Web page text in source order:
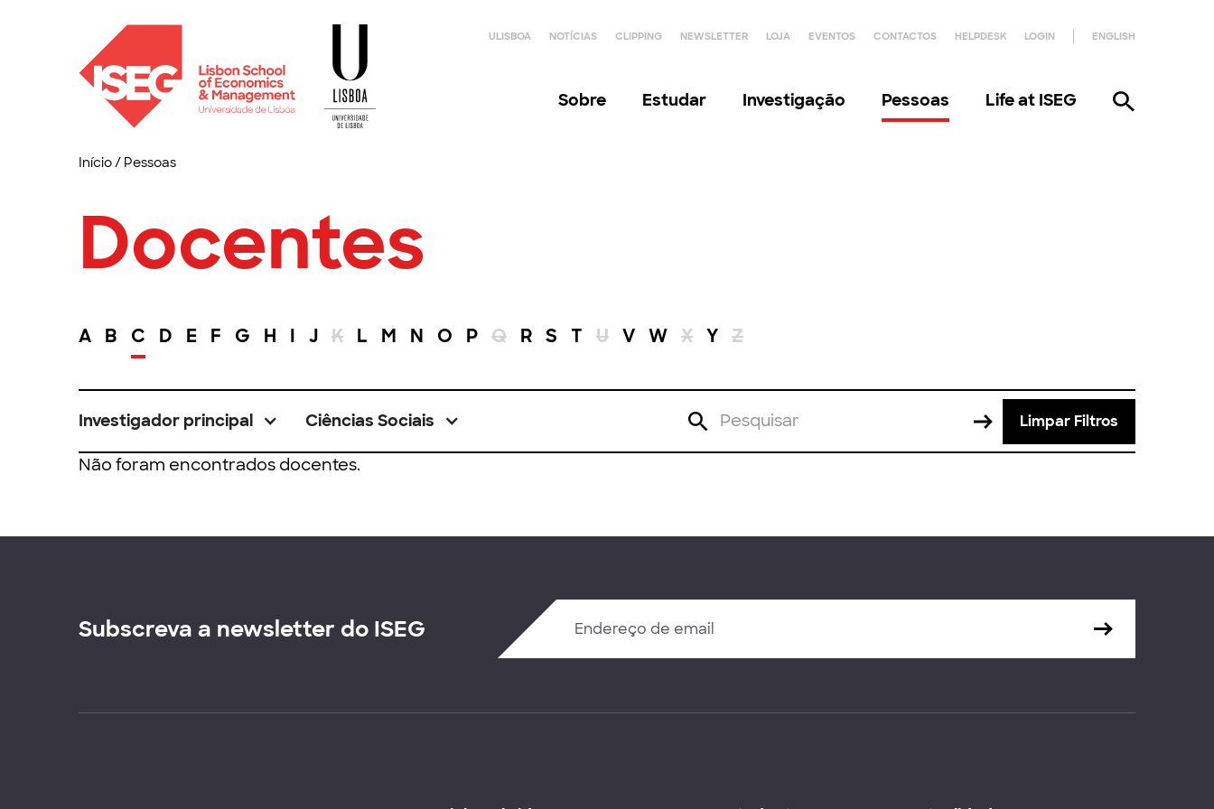
ULISBOA NOTÍCIAS CLIPPING NEWSLETTER LOJA EVENTOS CONTACTOS HELPDESK LOGIN ENGLISH
Sobre Estudar Investigação Pessoas Life at ISEG
Início/ Pessoas
Docentes
A B C D E F G H I J K L M N O P Q R S T U V W X Y Z
Investigador principal Ciências Sociais Limpar Filtros
Não foram encontrados docentes.
Subscreva a newsletter do ISEG